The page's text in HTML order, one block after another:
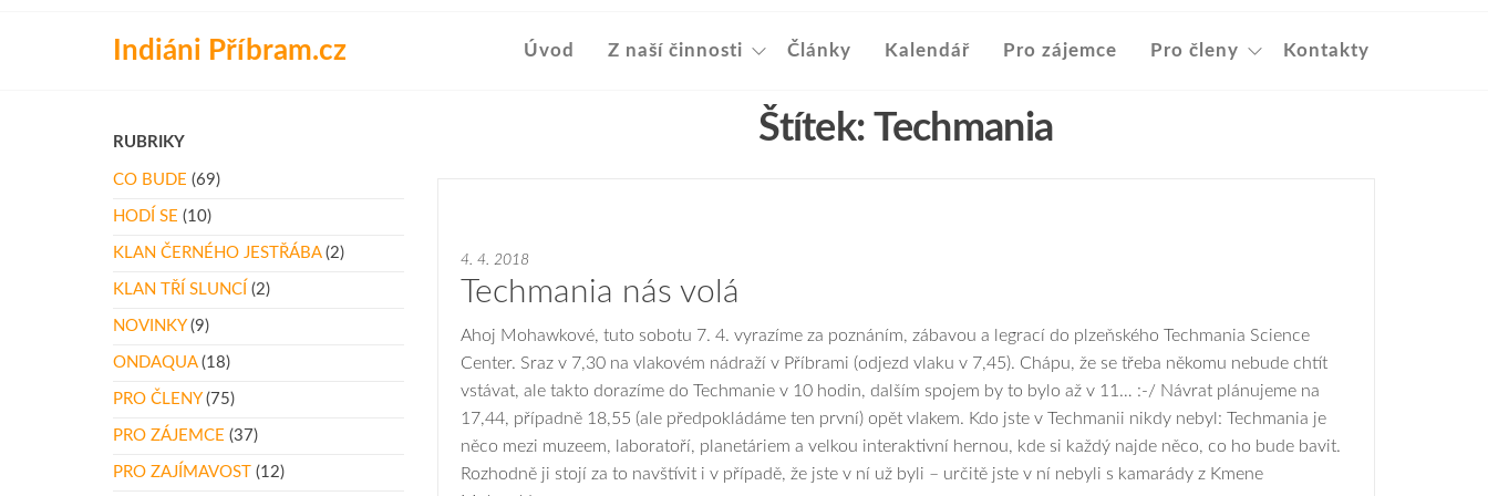
Indiáni Příbram.cz Úvod Z naší činnosti Články Kalendář Pro zájemce Pro členy Kontakty
Štítek: Techmania
4. 4. 2018
Techmania nás volá
Ahoj Mohawkové, tuto sobotu 7. 4. vyrazíme za poznáním, zábavou a legrací do plzeňského Techmania Science
Center. Sraz v 7,30 na vlakovém nádraží v Příbrami (odjezd vlaku v 7,45). Chápu, že se třeba někomu nebude chtít
vstávat, ale takto dorazíme do Techmanie v 10 hodin, dalším spojem by to bylo až v 11… :-/ Návrat plánujeme na
17,44, případně 18,55 (ale předpokládáme ten první) opět vlakem. Kdo jste v Techmanii nikdy nebyl: Techmania je
něco mezi muzeem, laboratoří, planetáriem a velkou interaktivní hernou, kde si každý najde něco, co ho bude bavit.
Rozhodně ji stojí za to navštívit i v případě, že jste v ní už byli – určitě jste v ní nebyli s kamarády z Kmene
RUBRIKY
CO BUDE (69)
HODÍ SE (10)
KLAN ČERNÉHO JESTŘÁBA(2)
KLAN TŘÍ SLUNCÍ (2)
NOVINKY(9)
ONDAQUA(18)
PRO ČLENY(75)
PRO ZÁJEMCE (37)
PRO ZAJÍMAVOST (12)